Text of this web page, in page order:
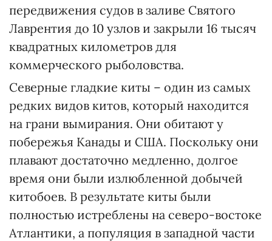
передвижения судов в заливе Святого
Лаврентия до 10 узлов и закрыли 16 тысяч
квадратных километров для
коммерческого рыболовства.
Северные гладкие киты – один из самых
редких видов китов, который находится
на грани вымирания. Они обитают у
побережья Канады и США. Поскольку они
плавают достаточно медленно, долгое
время они были излюбленной добычей
китобоев. В результате киты были
полностью истреблены на северо-востоке
Атлантики, а популяция в западной части